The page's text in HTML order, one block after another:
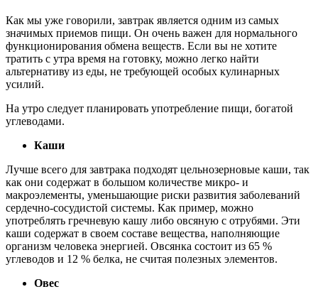
Как мы уже говорили, завтрак является одним из самых
значимых приемов пищи. Он очень важен для нормального
функционирования обмена веществ. Если вы не хотите
тратить с утра время на готовку, можно легко найти
альтернативу из еды, не требующей особых кулинарных
усилий.
На утро следует планировать употребление пищи, богатой
углеводами.
Каши
Лучше всего для завтрака подходят цельнозерновые каши, так
как они содержат в большом количестве микро- и
макроэлементы, уменьшающие риски развития заболеваний
сердечно-сосудистой системы. Как пример, можно
употреблять гречневую кашу либо овсяную с отрубями. Эти
каши содержат в своем составе вещества, наполняющие
организм человека энергией. Овсянка состоит из 65 %
углеводов и 12 % белка, не считая полезных элементов.
Овес